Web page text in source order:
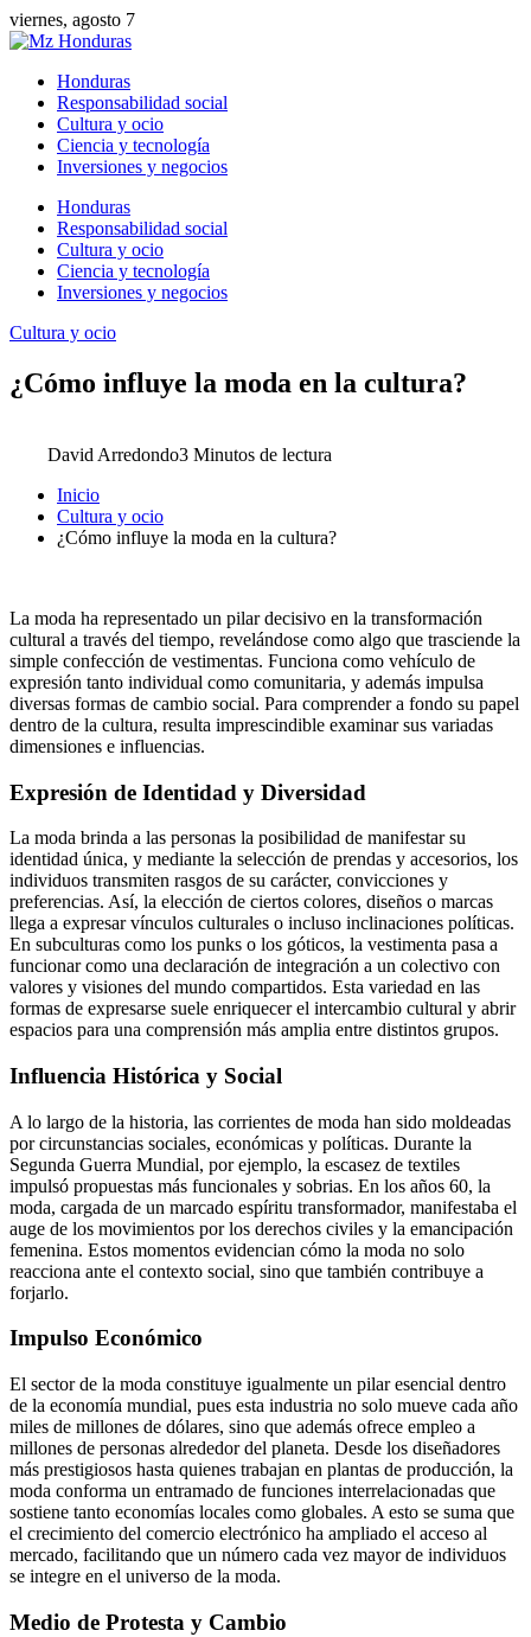
viernes, agosto 7
Honduras
Responsabilidad social
Cultura y ocio
Ciencia y tecnología
Inversiones y negocios
Honduras
Responsabilidad social
Cultura y ocio
Ciencia y tecnología
Inversiones y negocios
Cultura y ocio
¿Cómo influye la moda en la cultura?
David Arredondo3 Minutos de lectura
Inicio
Cultura y ocio
¿Cómo influye la moda en la cultura?
La moda ha representado un pilar decisivo en la transformación
cultural a través del tiempo, revelándose como algo que trasciende la
simple confección de vestimentas. Funciona como vehículo de
expresión tanto individual como comunitaria, y además impulsa
diversas formas de cambio social. Para comprender a fondo su papel
dentro de la cultura, resulta imprescindible examinar sus variadas
dimensiones e influencias.
Expresión de Identidad y Diversidad
La moda brinda a las personas la posibilidad de manifestar su
identidad única, y mediante la selección de prendas y accesorios, los
individuos transmiten rasgos de su carácter, convicciones y
preferencias. Así, la elección de ciertos colores, diseños o marcas
llega a expresar vínculos culturales o incluso inclinaciones políticas.
En subculturas como los punks o los góticos, la vestimenta pasa a
funcionar como una declaración de integración a un colectivo con
valores y visiones del mundo compartidos. Esta variedad en las
formas de expresarse suele enriquecer el intercambio cultural y abrir
espacios para una comprensión más amplia entre distintos grupos.
Influencia Histórica y Social
A lo largo de la historia, las corrientes de moda han sido moldeadas
por circunstancias sociales, económicas y políticas. Durante la
Segunda Guerra Mundial, por ejemplo, la escasez de textiles
impulsó propuestas más funcionales y sobrias. En los años 60, la
moda, cargada de un marcado espíritu transformador, manifestaba el
auge de los movimientos por los derechos civiles y la emancipación
femenina. Estos momentos evidencian cómo la moda no solo
reacciona ante el contexto social, sino que también contribuye a
forjarlo.
Impulso Económico
El sector de la moda constituye igualmente un pilar esencial dentro
de la economía mundial, pues esta industria no solo mueve cada año
miles de millones de dólares, sino que además ofrece empleo a
millones de personas alrededor del planeta. Desde los diseñadores
más prestigiosos hasta quienes trabajan en plantas de producción, la
moda conforma un entramado de funciones interrelacionadas que
sostiene tanto economías locales como globales. A esto se suma que
el crecimiento del comercio electrónico ha ampliado el acceso al
mercado, facilitando que un número cada vez mayor de individuos
se integre en el universo de la moda.
Medio de Protesta y Cambio